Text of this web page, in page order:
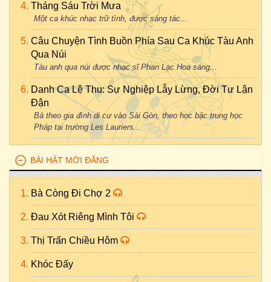
Tháng Sáu Trời Mưa
Một ca khúc nhạc trữ tình, được sáng tác...
Câu Chuyện Tình Buồn Phía Sau Ca Khúc Tàu Anh
Qua Núi
Tàu anh qua núi được nhạc sĩ Phan Lạc Hoa sáng...
Danh Ca Lệ Thu: Sự Nghiệp Lẫy Lừng, Đời Tư Lận
Đận
Bà theo gia đình di cư vào Sài Gòn, theo học bậc trung học
Pháp tại trường Les Lauriers...
BÀI HÁT MỚI ĐĂNG
Bà Còng Đi Chợ 2
Đau Xót Riêng Mình Tôi
Thị Trấn Chiều Hôm
Khóc Đấy